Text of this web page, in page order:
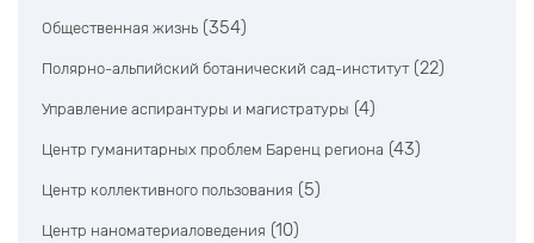
Общественная жизнь (354)
Полярно-альпийский ботанический сад-институт (22)
Управление аспирантуры и магистратуры (4)
Центр гуманитарных проблем Баренц региона (43)
Центр коллективного пользования (5)
Центр наноматериаловедения (10)